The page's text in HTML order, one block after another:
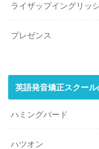
ライザップイングリッ
プレゼンス
英語発音矯正スクール
ハミングバード
ハツオン